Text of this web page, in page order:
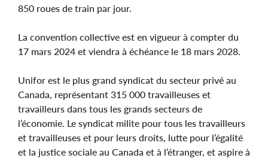
850 roues de train par jour.
La convention collective est en vigueur à compter du
17 mars 2024 et viendra à échéance le 18 mars 2028.
Unifor est le plus grand syndicat du secteur privé au
Canada, représentant 315 000 travailleuses et
travailleurs dans tous les grands secteurs de
l’économie. Le syndicat milite pour tous les travailleurs
et travailleuses et pour leurs droits, lutte pour l’égalité
et la justice sociale au Canada et à l’étranger, et aspire à